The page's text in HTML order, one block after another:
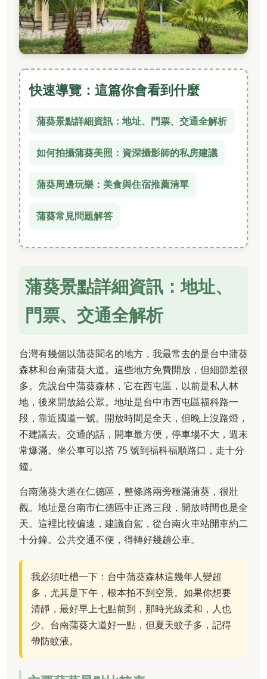
快速導覽：這篇你會看到什麼
蒲葵景點詳細資訊：地址、門票、交通全解析
如何拍攝蒲葵美照：資深攝影師的私房建議
蒲葵周邊玩樂：美食與住宿推薦清單
蒲葵常見問題解答
蒲葵景點詳細資訊：地址、
門票、交通全解析
台灣有幾個以蒲葵聞名的地方，我最常去的是台中蒲葵
森林和台南蒲葵大道。這些地方免費開放，但細節差很
多。先說台中蒲葵森林，它在西屯區，以前是私人林
地，後來開放給公眾。地址是台中市西屯區福科路一
段，靠近國道一號。開放時間是全天，但晚上沒路燈，
不建議去。交通的話，開車最方便，停車場不大，週末
常爆滿。坐公車可以搭 75 號到福科福順路口，走十分
鐘。
台南蒲葵大道在仁德區，整條路兩旁種滿蒲葵，很壯
觀。地址是台南市仁德區中正路三段，開放時間也是全
天。這裡比較偏遠，建議自駕，從台南火車站開車約二
十分鐘。公共交通不便，得轉好幾趟公車。
我必須吐槽一下：台中蒲葵森林這幾年人變超
多，尤其是下午，根本拍不到空景。如果你想要
清靜，最好早上七點前到，那時光線柔和，人也
少。台南蒲葵大道好一點，但夏天蚊子多，記得
帶防蚊液。